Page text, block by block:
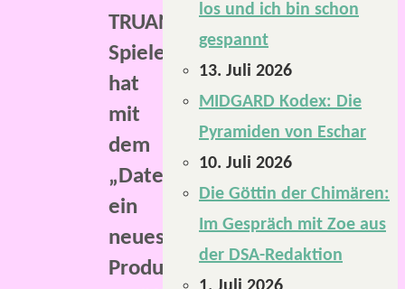
TRUANT
Spiele
hat
mit
dem
„Datenset“
ein
neues
Produkt
los und ich bin schon
gespannt
13. Juli 2026
MIDGARD Kodex: Die
Pyramiden von Eschar
10. Juli 2026
Die Göttin der Chimären:
Im Gespräch mit Zoe aus
der DSA-Redaktion